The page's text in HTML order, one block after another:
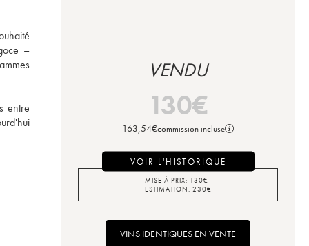
–
entre
VENDU
130€
163,54€commission incluse
VOIR L'HISTORIQUE
MISE À PRIX: 130€
ESTIMATION: 230€
VINS IDENTIQUES EN VENTE